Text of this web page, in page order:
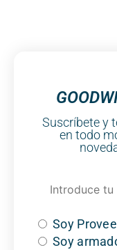
Suscríbete y
en todo
Soy
Soy